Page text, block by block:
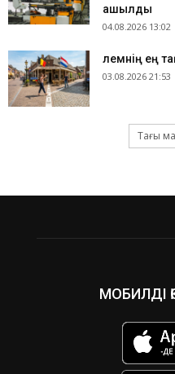
ашылды
04.08.2026 13:02
​Әлемнің ең
03.08.2026 21:53
Тағы
МОБИЛДІ